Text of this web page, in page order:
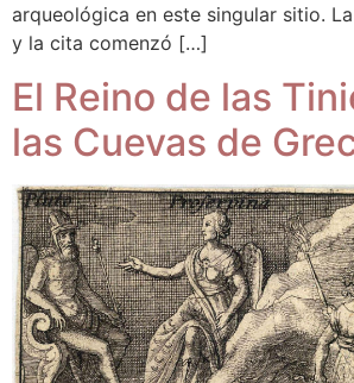
arqueológica en este singular sitio.
y la cita comenzó […]
El Reino de las
las Cuevas de